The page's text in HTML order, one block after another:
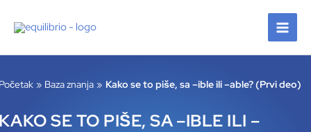
Baza znanja Kako se to piše, sa –ible ili –able? (Prvi deo)
SE TO PIŠE, SA –IBLE ILI –